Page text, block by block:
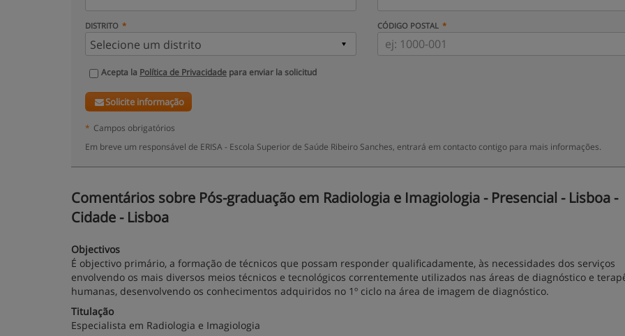
DISTRITO CÓDIGO POSTAL
Acepta la Política de Privacidade para enviar la solicitud
Solicite informação
* Campos obrigatórios
Em breve um responsável de ERISA - Escola Superior de Saúde Ribeiro Sanches, entrará em contacto contigo para mais informações.
Comentários sobre Pós-graduação em Radiologia e Imagiologia - Presencial - Lisboa -
Cidade - Lisboa
Objectivos
É objectivo primário, a formação de técnicos que possam responder qualificadamente, às necessidades dos serviços
envolvendo os mais diversos meios técnicos e tecnológicos correntemente utilizados nas áreas de diagnóstico e
humanas, desenvolvendo os conhecimentos adquiridos no 1º ciclo na área de imagem de diagnóstico.
Titulação
Especialista em Radiologia e Imagiologia